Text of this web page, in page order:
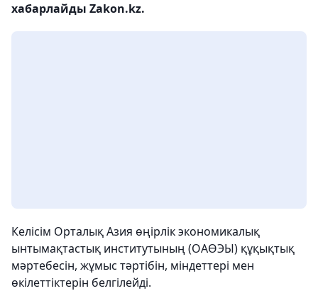
хабарлайды Zakon.kz.
Келісім Орталық Азия өңірлік экономикалық
ынтымақтастық институтының (ОАӨЭЫ) құқықтық
мәртебесін, жұмыс тәртібін, міндеттері мен
өкілеттіктерін белгілейді.